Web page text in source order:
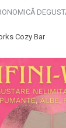
Cozy Bar